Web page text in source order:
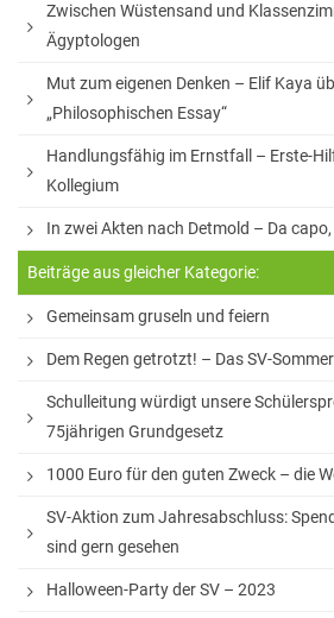
Umwelt
Projekte
Unser Schulhof
Über Mittag
Schülerbibliothek und
VHS Minden am GymPW
Fahrten
Exkursionen
Fahrten innerhalb Deutschlands
Fahrten ins englischsprachige
Zwischen Wüstensand und
Ägyptologen
Mut zum eigenen Denken – Elif Kaya
„Philosophischen Essay“
Handlungsfähig im Ernstfall – Erste-
Kollegium
In zwei Akten nach Detmold – Da
Beiträge aus gleicher Kategorie:
Gemeinsam gruseln und feiern
Dem Regen getrotzt! – Das SV-
Schulleitung würdigt unsere
75jährigen Grundgesetz
1000 Euro für den guten Zweck – die
SV-Aktion zum Jahresabschluss:
sind gern gesehen
Halloween-Party der SV – 2023